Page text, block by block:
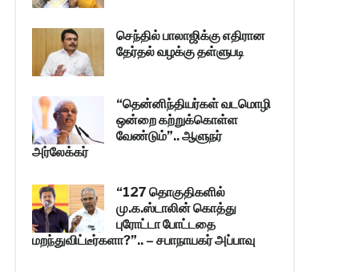
செந்தில் பாலாஜிக்கு எதிரான
தேர்தல் வழக்கு தள்ளுபடி
“தென்னிந்தியர்கள் வடமொழி
ஒன்றை கற்றுக்கொள்ள
வேண்டும்”.. ஆளுநர்
அர்லேக்கர்
“127 தொகுதிகளில்
மு.க.ஸ்டாலின் கொத்து
புரோட்டா போட்டதை
மறந்துவிட்டீர்களா?”.. – சபாநாயகர் அப்பாவு